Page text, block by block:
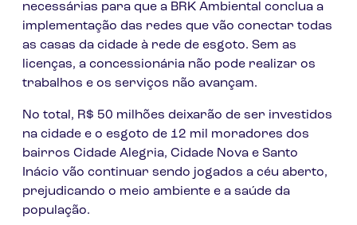
necessárias para que a BRK Ambiental conclua a
implementação das redes que vão conectar todas
as casas da cidade à rede de esgoto. Sem as
licenças, a concessionária não pode realizar os
trabalhos e os serviços não avançam.
No total, R$ 50 milhões deixarão de ser investidos
na cidade e o esgoto de 12 mil moradores dos
bairros Cidade Alegria, Cidade Nova e Santo
Inácio vão continuar sendo jogados a céu aberto,
prejudicando o meio ambiente e a saúde da
população.